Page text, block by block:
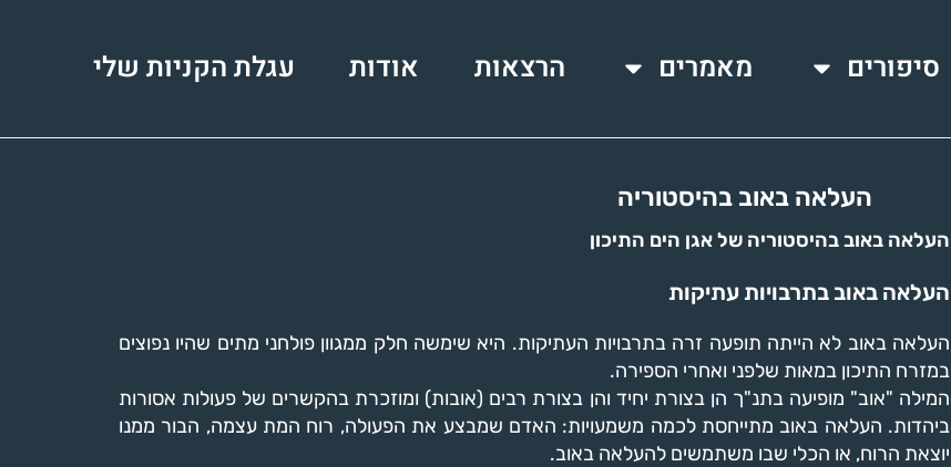
סיפורים מאמרים הרצאות אודות עגלת הקניות שלי
העלאה באוב בהיסטוריה
העלאה באוב בהיסטוריה של אגן הים התיכון
העלאה באוב בתרבויות עתיקות
העלאה באוב לא הייתה תופעה זרה בתרבויות העתיקות. היא שימשה חלק ממגוון פולחני מתים שהיו נפוצים
במזרח התיכון במאות שלפני ואחרי הספירה.
המילה "אוב" מופיעה בתנ"ך הן בצורת יחיד והן בצורת רבים (אובות) ומוזכרת בהקשרים של פעולות אסורות
ביהדות. העלאה באוב מתייחסת לכמה משמעויות: האדם שמבצע את הפעולה, רוח המת עצמה, הבור ממנו
יוצאת הרוח, או הכלי שבו משתמשים להעלאה באוב.